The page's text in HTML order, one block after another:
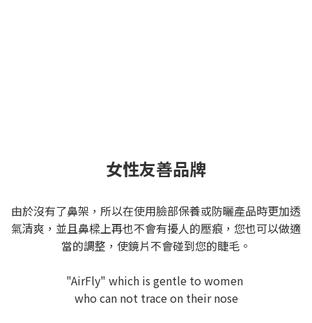
女性友善品牌
由於沒有了鼻架，所以在使用臉部保養或防曬產品時更加透
氣清爽，並且鼻樑上再也不會有擾人的壓痕，您也可以做適
當的調整，使鏡片不會碰到您的睫毛。
"AirFly" which is gentle to women
who can not trace on their nose